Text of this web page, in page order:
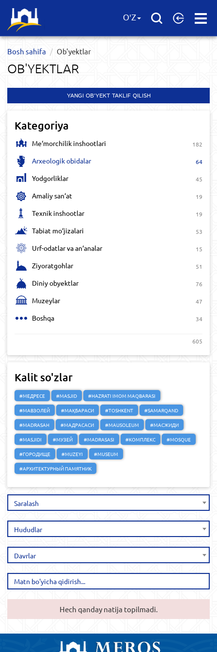
Open
O'Z
Bosh sahifa Ob'yektlar​
OB'YEKTLAR​
YANGI OB'YEKT TAKLIF QILISH
Kategoriya
Me‘morchilik inshootlari 182
Arxeologik obidalar 64
Yodgorliklar 45
Amaliy san‘at 19
Texnik inshootlar 19
Tabiat mo‘jizalari 53
Urf-odatlar va an‘analar 15
Ziyoratgohlar 51
Diniy obyektlar 76
Muzeylar 47
Boshqa 34
605
Kalit so'zlar
#МЕДРЕСЕ #MASJID
#HAZRATI IMOM MAQBARASI
#МАВЗОЛЕЙ
#МАҚБАРАСИ #TOSHKENT
#SAMARQAND
#MADRASAH
#МАДРАСАСИ #MAUSOLEUM
#МАСЖИДИ
#MASJIDI
#МУЗЕЙ #MADRASASI #КОМПЛЕКС
#MOSQUE
#ГОРОДИЩЕ
#MUZEYI
#MUSEUM
#АРХИТЕКТУРНЫЙ ПАМЯТНИК
Saralash
Hududlar
Davrlar
Hech qanday natija topilmadi.